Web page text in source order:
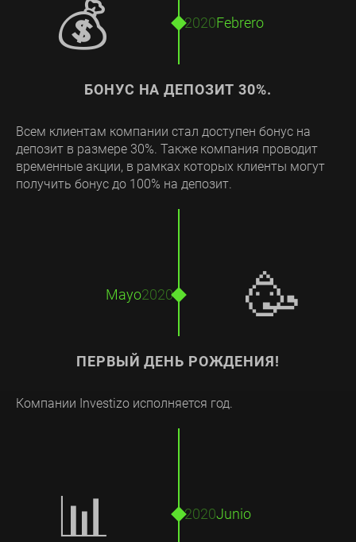
БОНУС НА ДЕПОЗИТ 30%.
Всем клиентам компании стал доступен бонус на
депозит в размере 30%. Также компания проводит
временные акции, в рамках которых клиенты могут
получить бонус до 100% на депозит.
Febrero
2020
💰
ПЕРВЫЙ ДЕНЬ РОЖДЕНИЯ!
Компании Investizo исполняется год.
Mayo2020 🥳
Junio
2020
📊